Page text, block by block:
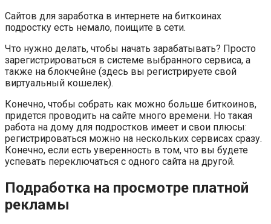
Сайтов для заработка в интернете на биткоинах
подростку есть немало, поищите в сети.
Что нужно делать, чтобы начать зарабатывать? Просто
зарегистрироваться в системе выбранного сервиса, а
также на блокчейне (здесь вы регистрируете свой
виртуальный кошелек).
Конечно, чтобы собрать как можно больше биткоинов,
придется проводить на сайте много времени. Но такая
работа на дому для подростков имеет и свои плюсы:
регистрироваться можно на нескольких сервисах сразу.
Конечно, если есть уверенность в том, что вы будете
успевать переключаться с одного сайта на другой.
Подработка на просмотре платной
рекламы